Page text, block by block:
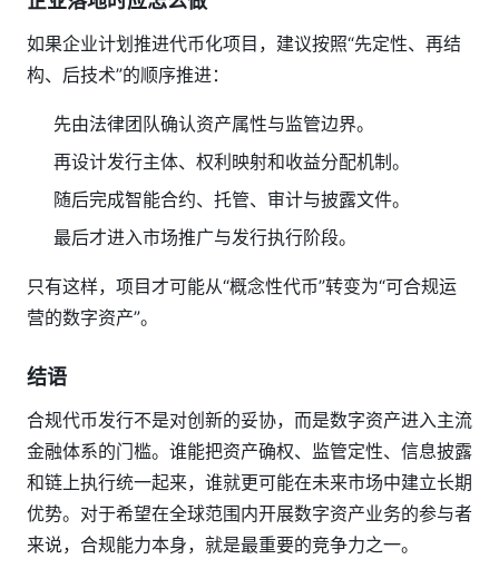
如果企业计划推进代币化项目，建议按照“先定性、再结
构、后技术”的顺序推进：
先由法律团队确认资产属性与监管边界。
再设计发行主体、权利映射和收益分配机制。
随后完成智能合约、托管、审计与披露文件。
最后才进入市场推广与发行执行阶段。
只有这样，项目才可能从“概念性代币”转变为“可合规运
营的数字资产”。
结语
合规代币发行不是对创新的妥协，而是数字资产进入主流
金融体系的门槛。谁能把资产确权、监管定性、信息披露
和链上执行统一起来，谁就更可能在未来市场中建立长期
优势。对于希望在全球范围内开展数字资产业务的参与者
来说，合规能力本身，就是最重要的竞争力之一。